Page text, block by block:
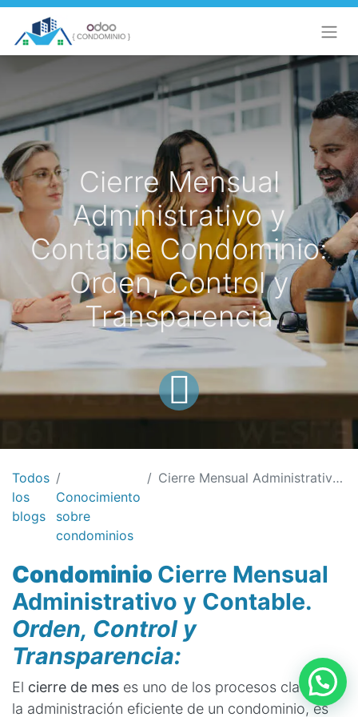
Cierre Mensual
Administrativo y
Contable Condominio:
Orden, Control y
Transparencia
Todos
los
blogs
Conocimiento
sobre
condominios
Cierre Mensual Administrativo y Contable Condominio: Orden, Control y Transparencia
Condominio Cierre Mensual
Administrativo y Contable.
Orden, Control y
Transparencia:
El cierre de mes es uno de los procesos clave en
la administración eficiente de un condominio, es